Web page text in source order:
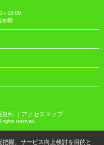
～19:00
水曜
規約 ｜アクセスマップ
rights reserved.
握、サービス向上検討を目的と